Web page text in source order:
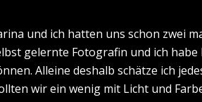
und ich hatten uns schon zwei
gelernte Fotografin und ich
Alleine deshalb schätze ich
wir ein wenig mit Licht und